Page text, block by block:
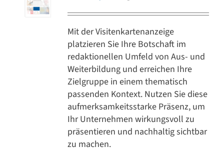
Mit der Visitenkartenanzeige
platzieren Sie Ihre Botschaft im
redaktionellen Umfeld von Aus- und
Weiterbildung und erreichen Ihre
Zielgruppe in einem thematisch
passenden Kontext. Nutzen Sie diese
aufmerksamkeitsstarke Präsenz, um
Ihr Unternehmen wirkungsvoll zu
präsentieren und nachhaltig sichtbar
zu machen.